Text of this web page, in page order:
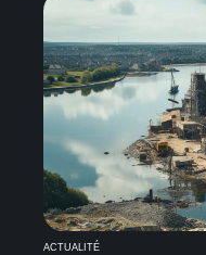
ACTUALITÉ